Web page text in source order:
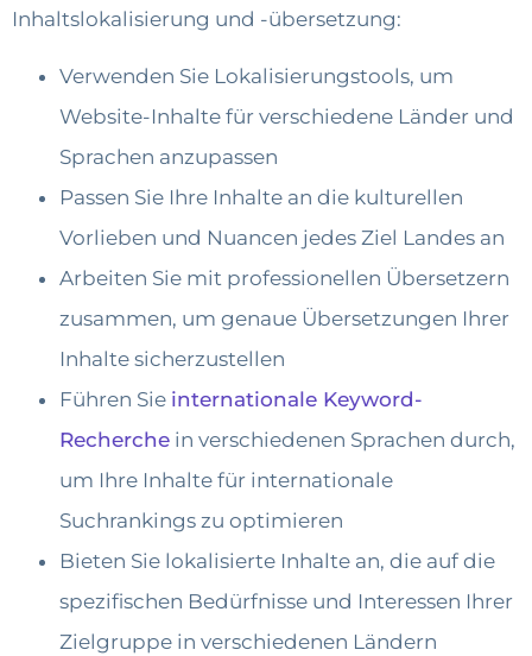
Inhaltslokalisierung und -übersetzung:
Verwenden Sie Lokalisierungstools, um
Website-Inhalte für verschiedene Länder und
Sprachen anzupassen
Passen Sie Ihre Inhalte an die kulturellen
Vorlieben und Nuancen jedes Ziel Landes an
Arbeiten Sie mit professionellen Übersetzern
zusammen, um genaue Übersetzungen Ihrer
Inhalte sicherzustellen
Führen Sie internationale Keyword-
Recherche in verschiedenen Sprachen durch,
um Ihre Inhalte für internationale
Suchrankings zu optimieren
Bieten Sie lokalisierte Inhalte an, die auf die
spezifischen Bedürfnisse und Interessen Ihrer
Zielgruppe in verschiedenen Ländern